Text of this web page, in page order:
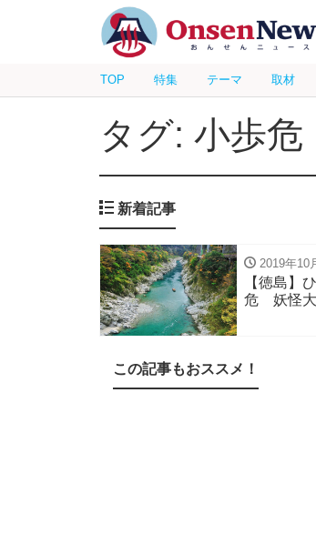
TOP 特集 テーマ 取材
タグ: 小歩危
新着記事
2019年10
【徳島】
危 妖怪大
この記事もおススメ！